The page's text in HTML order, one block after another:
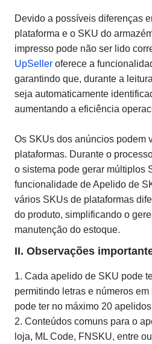
Devido a possíveis diferenças
plataforma e o SKU do
impresso pode não ser lido
UpSeller oferece a
garantindo que, durante a
seja automaticamente
aumentando a eficiência
Os SKUs dos anúncios podem
plataformas. Durante o
o sistema pode gerar múltiplos
funcionalidade de Apelido de
vários SKUs de plataformas
do produto, simplificando o
manutenção do estoque.
II. Observações
1. Cada apelido de SKU pode
permitindo letras e números
pode ter no máximo 20
2. Conteúdos comuns para o
loja, ML Code, FNSKU, entre